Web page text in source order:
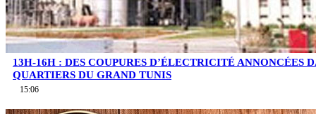
13H-16H : DES COUPURES D’ÉLECTRICITÉ ANNONCÉES
QUARTIERS DU GRAND TUNIS
15:06